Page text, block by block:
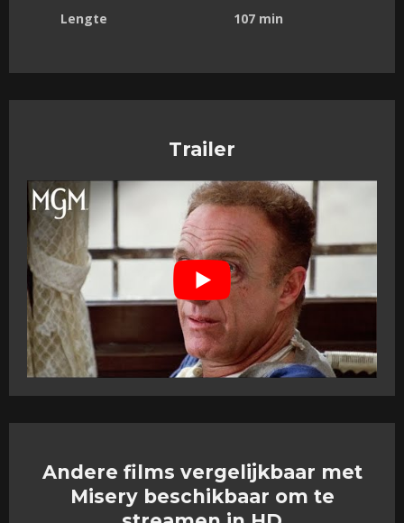
Lengte 107 min
Trailer
Andere films vergelijkbaar met
Misery beschikbaar om te